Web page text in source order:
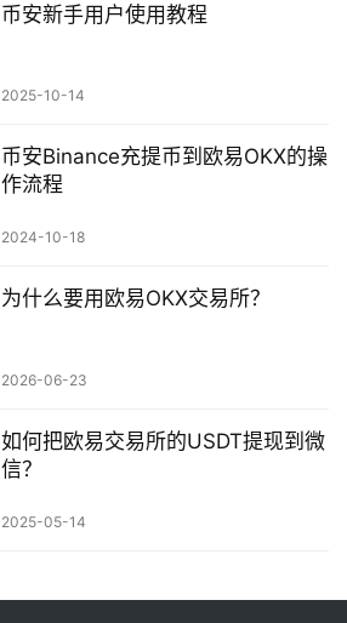
币安新手用户使用教程
2025-10-14
币安Binance充提币到欧易OKX的操
作流程
2024-10-18
为什么要用欧易OKX交易所？
2026-06-23
如何把欧易交易所的USDT提现到微
信？
2025-05-14